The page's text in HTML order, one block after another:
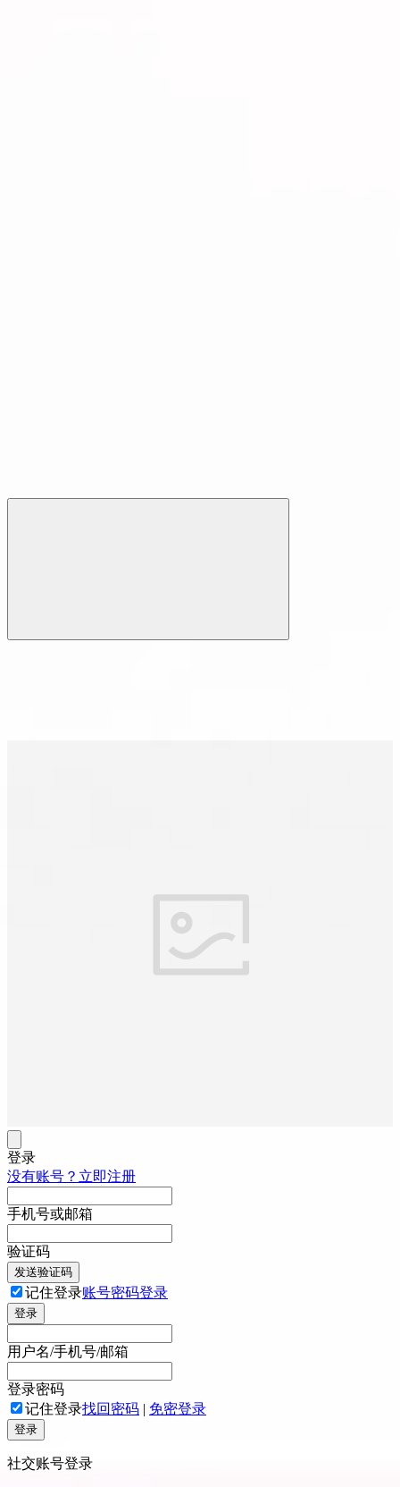
登录
没有账号？立即注册
手机号或邮箱
验证码
发送验证码
记住登录账号密码登录
登录
用户名/手机号/邮箱
登录密码
记住登录找回密码 | 免密登录
登录
社交账号登录